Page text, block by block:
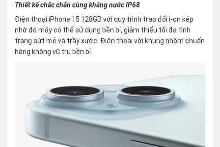
Thiết kế chắc chắn cùng kháng nước IP68
Điện thoại iPhone 15 128GB với quy trình trao đổi i-on kép
nhờ đó máy có thể sử dụng bền bỉ, giảm thiểu tối đa tình
trạng sứt mẻ và trầy xước. Điện thoại với khung nhôm chuẩn
hàng không vũ trụ bền bỉ.